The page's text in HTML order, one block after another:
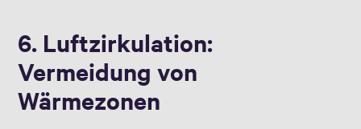
6. Luftzirkulation:
Vermeidung von
Wärmezonen